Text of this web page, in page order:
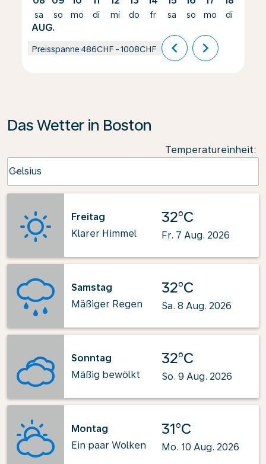
sa
AUG.
so mo di mi do fr sa so mo di
Preisspanne 486CHF -1008CHF chevron_left chevron_right
Das Wetter in Boston
Temperatureinheit:
Celsius
keyboard_arrow_down
Freitag
Klarer Himmel
32°C
Fr. 7 Aug. 2026
Samstag
Mäßiger Regen
32°C
Sa. 8 Aug. 2026
Sonntag
Mäßig bewölkt
32°C
So. 9 Aug. 2026
Montag
Ein paar Wolken
31°C
Mo. 10 Aug. 2026